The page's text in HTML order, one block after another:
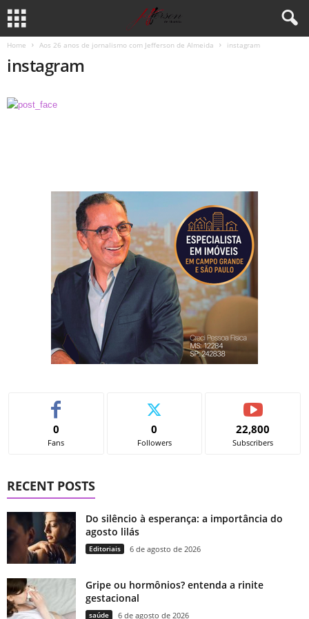
Home Aos 26 anos de jornalismo com Jefferson de Almeida instagram
instagram
0
Fans
0
Followers
22,800
Subscribers
RECENT POSTS
Do silêncio à esperança: a importância do
agosto lilás
Editoriais 6 de agosto de 2026
Gripe ou hormônios? entenda a rinite
gestacional
saúde 6 de agosto de 2026